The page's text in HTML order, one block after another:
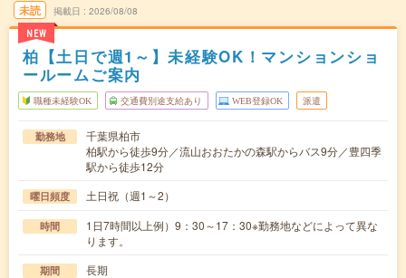
未読
NEW
掲載日 2026/08/08
柏【土日で週1～】未経験OK！マンションショ
ールームご案内
職種未経験OK 交通費別途支給あり WEB登録OK 派遣
勤務地
千葉県柏市
柏駅から徒歩9分／流山おおたかの森駅からバス9分／豊四季
駅から徒歩12分
曜日頻度 土日祝（週1～2）
時間
1日7時間以上例）9：30～17：30※勤務地などによって異な
ります。
期間 長期